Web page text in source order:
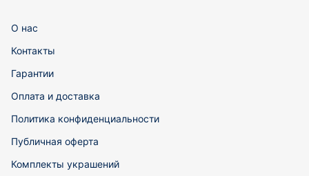
О нас
Контакты
Гарантии
Оплата и доставка
Политика конфиденциальности
Публичная оферта
Комплекты украшений